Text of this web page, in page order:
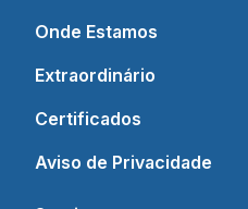
Onde Estamos
Extraordinário
Certificados
Aviso de Privacidade